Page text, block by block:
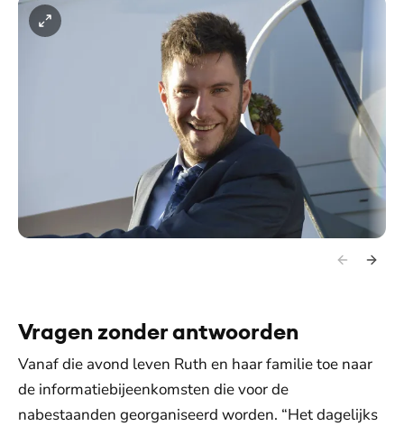
Vragen zonder antwoorden
Vanaf die avond leven Ruth en haar familie toe naar
de informatiebijeenkomsten die voor de
nabestaanden georganiseerd worden. “Het dagelijks